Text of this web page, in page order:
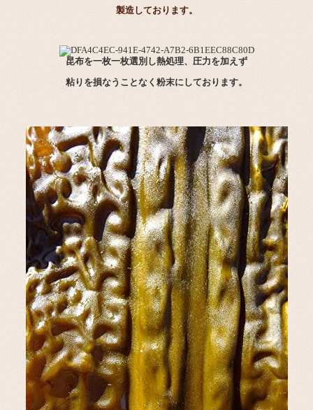
製造しております。
昆布を一枚一枚選別し熱処理、圧力を加えず
粘りを損なうことなく粉末にしております。